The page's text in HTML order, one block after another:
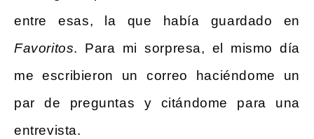
entre esas, la que había guardado en
Favoritos. Para mi sorpresa, el mismo día
me escribieron un correo haciéndome un
par de preguntas y citándome para una
entrevista.